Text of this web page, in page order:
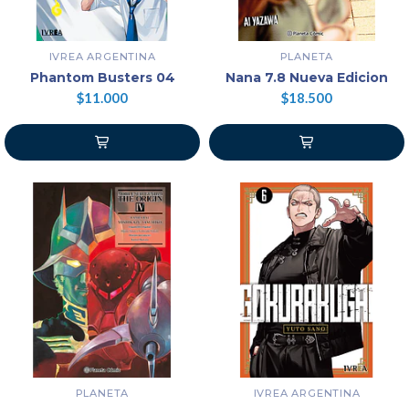
IVREA ARGENTINA
Phantom Busters 04
$11.000
PLANETA
Nana 7.8 Nueva Edicion
$18.500
PLANETA IVREA ARGENTINA